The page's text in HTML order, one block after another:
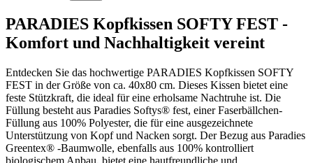
PARADIES Kopfkissen SOFTY FEST -
Komfort und Nachhaltigkeit vereint
Entdecken Sie das hochwertige PARADIES Kopfkissen SOFTY
FEST in der Größe von ca. 40x80 cm. Dieses Kissen bietet eine
feste Stützkraft, die ideal für eine erholsame Nachtruhe ist. Die
Füllung besteht aus Paradies Softys® fest, einer Faserbällchen-
Füllung aus 100% Polyester, die für eine ausgezeichnete
Unterstützung von Kopf und Nacken sorgt. Der Bezug aus Paradies
Greentex® -Baumwolle, ebenfalls aus 100% kontrolliert